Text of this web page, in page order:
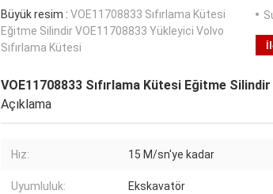
Büyük resim : VOE11708833 Sıfırlama Kütesi
Eğitme Silindir VOE11708833 Yükleyici Volvo
Sıfırlama Kütesi
VOE11708833 Sıfırlama Kütesi Eğitme
Açıklama
Hız: 15 M/sn'ye kadar
Uyumluluk: Ekskavatör